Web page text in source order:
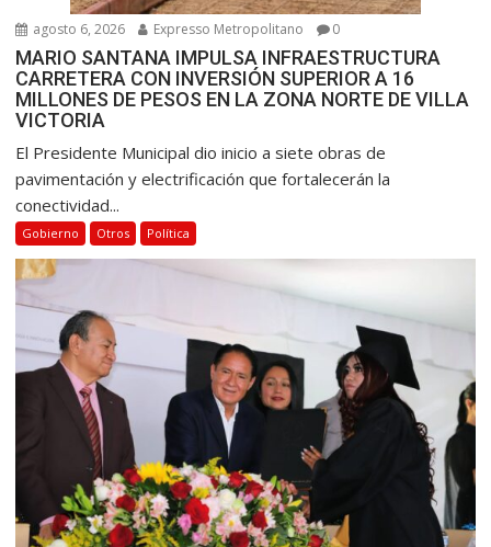
agosto 6, 2026 Expresso Metropolitano 0
MARIO SANTANA IMPULSA INFRAESTRUCTURA
CARRETERA CON INVERSIÓN SUPERIOR A 16
MILLONES DE PESOS EN LA ZONA NORTE DE VILLA
VICTORIA
El Presidente Municipal dio inicio a siete obras de
pavimentación y electrificación que fortalecerán la
conectividad...
Gobierno Otros Política